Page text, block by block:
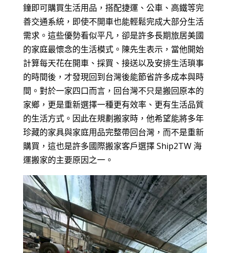
鐘即可購買生活用品，搭配捷運、公車、高鐵等完
善交通系統，即使不開車也能輕鬆完成大部分生活
需求。這些優勢看似平凡，卻是許多長期旅居美國
的家庭最懷念的生活模式。陳先生表示，當他開始
計算每天花在開車、採買、接送以及安排生活瑣事
的時間後，才發現回到台灣後能節省許多成本與時
間。對於一家四口而言，回台灣不只是搬回原本的
家鄉，更是重新選擇一種更有效率、更有生活品質
的生活方式。因此在規劃搬家時，他希望能將多年
珍藏的家具與家庭用品完整帶回台灣，而不是重新
購買，這也是許多國際搬家客戶選擇 Ship2TW 海
運搬家的主要原因之一。